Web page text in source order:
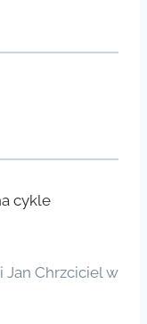
cykle
Jan Chrzciciel w